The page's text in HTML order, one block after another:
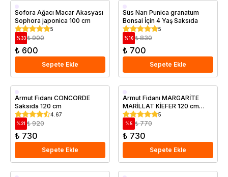
Saksıda
Sofora Ağacı Macar Akasyası
Sophora japonica 100 cm
5
%33 ₺ 900
₺ 600
Sepete Ekle
Saksıda
Süs Narı Punica granatum
Bonsai İçin 4 Yaş Saksıda
5
%16 ₺ 830
₺ 700
Sepete Ekle
Aşılı
Geççi
Saksıda
Armut Fidanı CONCORDE
Saksıda 120 cm
4.67
%21 ₺ 920
₺ 730
Sepete Ekle
Aşılı
Geççi
Armut Fidanı MARGARİTE
MARİLLAT KİEFER 120 cm
Açık Kök
5
% 5 ₺ 770
₺ 730
Sepete Ekle